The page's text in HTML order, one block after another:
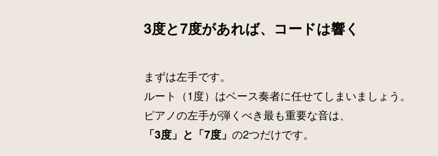
3度と7度があれば、コードは響く
まずは左手です。
ルート（1度）はベース奏者に任せてしまいましょう。
ピアノの左手が弾くべき最も重要な音は、
「3度」と「7度」 の2つだけです。